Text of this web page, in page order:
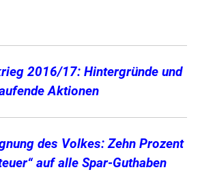
2016/17: Hintergründe und
Aktionen
des Volkes: Zehn Prozent
auf alle Spar-Guthaben